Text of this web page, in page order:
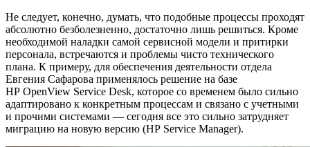
Не следует, конечно, думать, что подобные процессы проходят
абсолютно безболезненно, достаточно лишь решиться. Кроме
необходимой наладки самой сервисной модели и притирки
персонала, встречаются и проблемы чисто технического
плана. К примеру, для обеспечения деятельности отдела
Евгения Сафарова применялось решение на базе
HP OpenView Service Desk, которое со временем было сильно
адаптировано к конкретным процессам и связано с учетными
и прочими системами — сегодня все это сильно затрудняет
миграцию на новую версию (HP Service Manager).